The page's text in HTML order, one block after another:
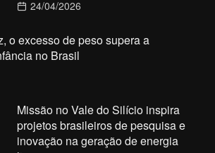
24/04/2026
o excesso de peso supera a
no Brasil
Missão no Vale do Silício inspira
projetos brasileiros de pesquisa e
inovação na geração de energia